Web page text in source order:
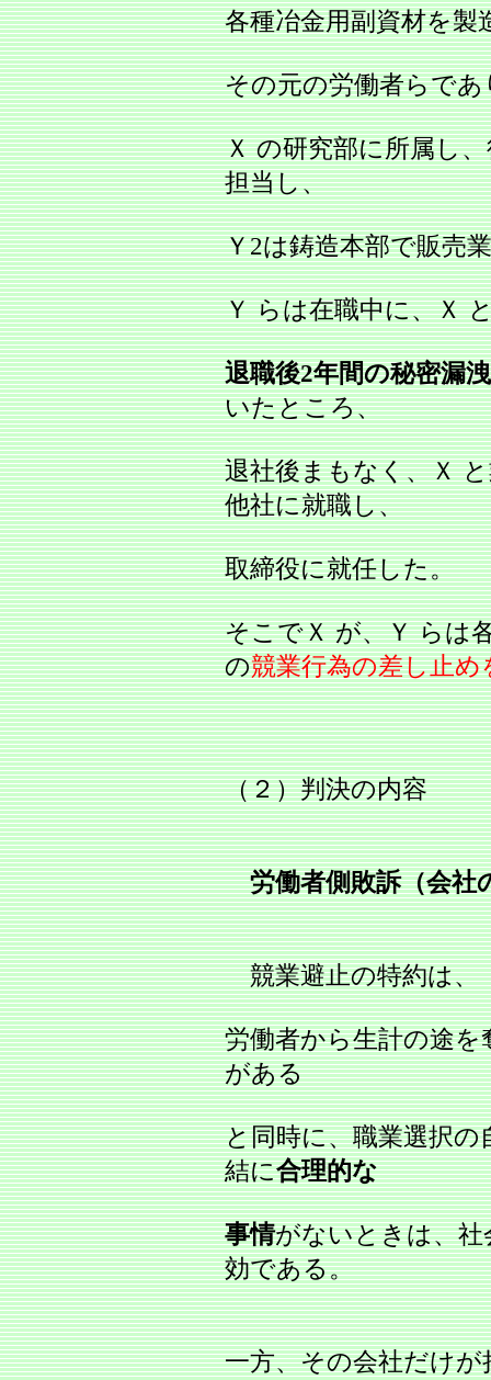
各種冶金用副資材を製
その元の労働者らで
Ｘ の研究部に所属し
担当し、
Ｙ2は鋳造本部で販売
Ｙ らは在職中に、Ｘ
退職後2年間の秘密漏
いたところ、
退社後まもなく、Ｘ
他社に就職し、
取締役に就任した。
そこでＸ が、Ｙ らは
の競業行為の差し止め
（２）判決の内容
労働者側敗訴（会社
競業避止の特約は、
労働者から生計の途
がある
と同時に、職業選択
結に合理的な
事情がないときは、社
効である。
一方、その会社だけが